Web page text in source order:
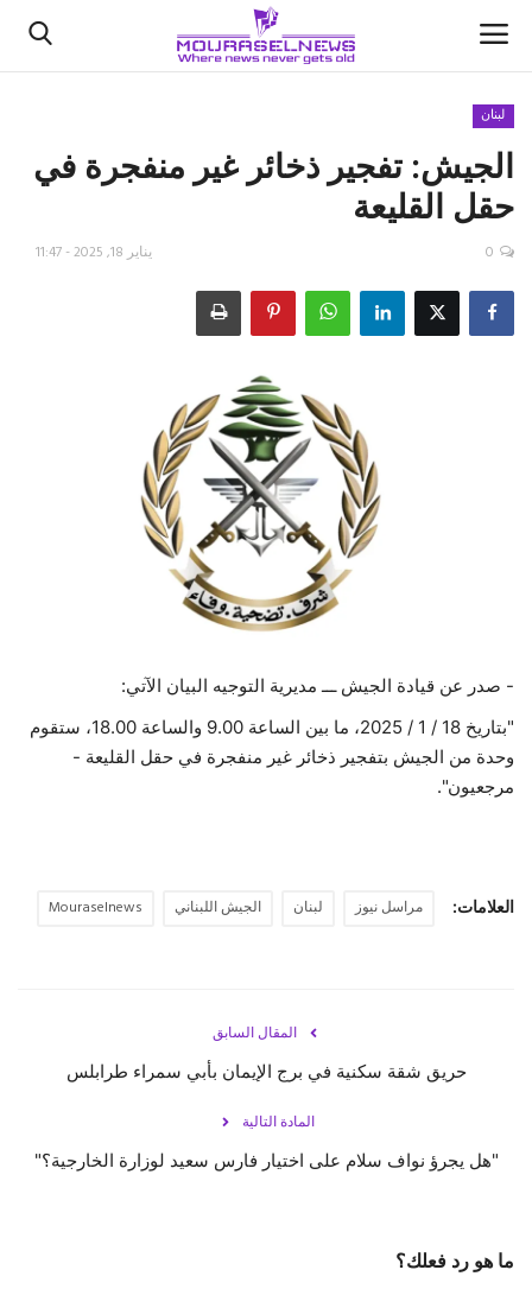
الأخبار
كتّابنا
اقتصاد
لبنان
الجيش: تفجير ذخائر غير منفجرة في
حقل القليعة
يناير 18, 2025 - 11:47 0
- صدر عن قيادة الجيش ـــ مديرية التوجيه البيان الآتي:
"بتاريخ 18 / 1 / 2025، ما بين الساعة 9.00 والساعة 18.00، ستقوم
وحدة من الجيش بتفجير ذخائر غير منفجرة في حقل القليعة -
مرجعيون".
العلامات: مراسل نيوز لبنان الجيش اللبناني Mouraselnews
المقال السابق
حريق شقة سكنية في برج الإيمان بأبي سمراء طرابلس
المادة التالية
"هل يجرؤ نواف سلام على اختيار فارس سعيد لوزارة الخارجية؟"
ما هو رد فعلك؟